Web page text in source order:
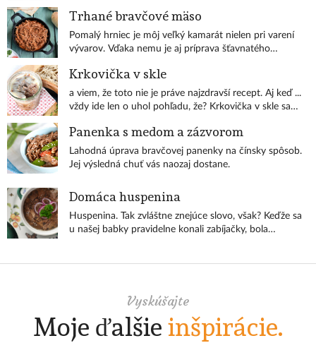
Trhané bravčové mäso
Pomalý hrniec je môj veľký kamarát nielen pri varení
vývarov. Vďaka nemu je aj príprava šťavnatého
Krkovička v skle
a viem, že toto nie je práve najzdravší recept. Aj keď ...
vždy ide len o uhol pohľadu, že? Krkovička v skle sa
cibuľkou, či zaváranou uhorkou máte hneď
pripravenú výdatnú večeru. A verím, že poteší aj ako
jedlý darček.
Panenka s medom a zázvorom
Lahodná úprava bravčovej panenky na čínsky spôsob.
Jej výsledná chuť vás naozaj dostane.
Domáca huspenina
Huspenina. Tak zvláštne znejúce slovo, však? Keďže sa
u našej babky pravidelne konali zabíjačky, bola
Vyskúšajte
Moje ďalšie inšpirácie.